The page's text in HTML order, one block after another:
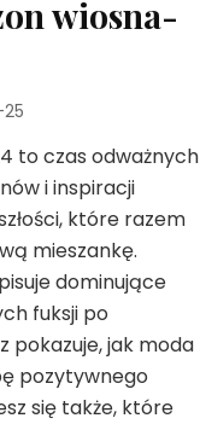
wiosna-
to czas odważnych
i inspiracji
które razem
mieszankę.
dominujące
fuksji po
pokazuje, jak moda
pozytywnego
się także, które